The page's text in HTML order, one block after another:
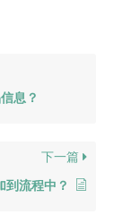
息？
下一篇
到流程中？